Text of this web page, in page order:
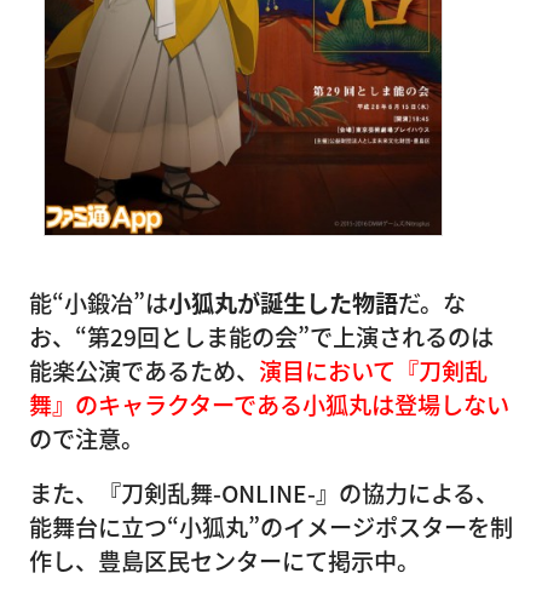
能“小鍛冶”は小狐丸が誕生した物語だ。な
お、“第29回としま能の会”で上演されるのは
能楽公演であるため、 演目において『刀剣乱
舞』のキャラクターである小狐丸は登場しない
ので注意。
また、『刀剣乱舞-ONLINE-』の協力による、
能舞台に立つ“小狐丸”のイメージポスターを制
作し、豊島区民センターにて掲示中。